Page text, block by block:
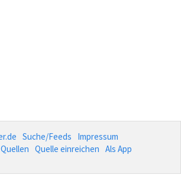
Suche/Feeds
Impressum
Quellen Quelle einreichen Als App